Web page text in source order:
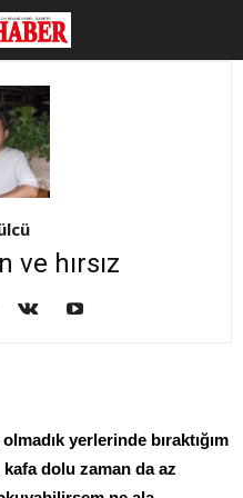
ve hırsız
yerlerinde bıraktığım
kafa dolu zaman da az